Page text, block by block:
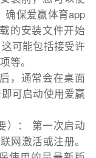
确保爱赢体育app
的安装文件开始
可能包括接受许
等。
，通常会在桌面
可启动使用爱赢
）： 第一次启动
网激活或注册。